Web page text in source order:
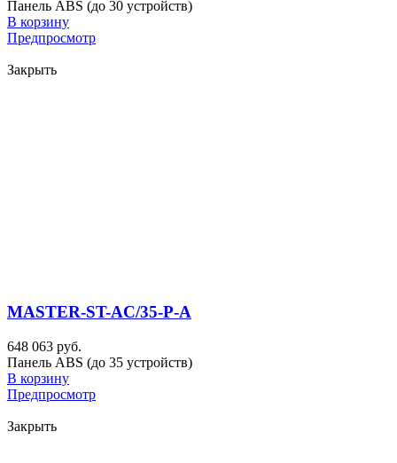
Панель ABS (до 30 устройств)
В корзину
Предпросмотр
Закрыть
MASTER-ST-AC/35-P-A
648 063 руб.
Панель ABS (до 35 устройств)
В корзину
Предпросмотр
Закрыть